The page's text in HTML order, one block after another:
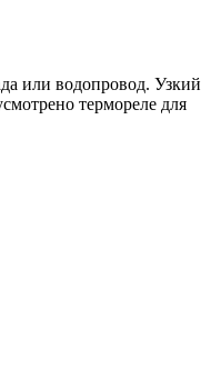
или водопровод. Узкий
термореле для